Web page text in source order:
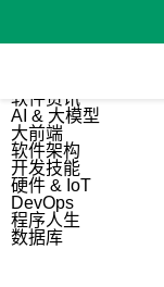
软件资讯
AI & 大模型
大前端
软件架构
开发技能
硬件 & IoT
DevOps
程序人生
数据库